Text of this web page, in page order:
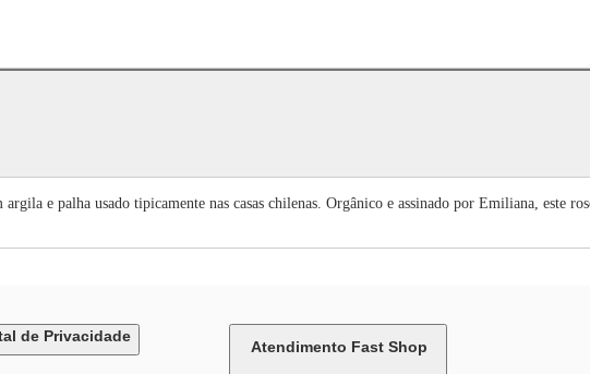
e palha usado tipicamente nas casas chilenas. Orgânico e assinado por Emiliana, este
de Privacidade
Atendimento Fast Shop